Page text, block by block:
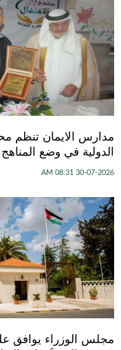
مدارس الايمان تنظم
الدولية في وضع
30-07-2026 08:31 AM
مجلس الوزراء يوافق